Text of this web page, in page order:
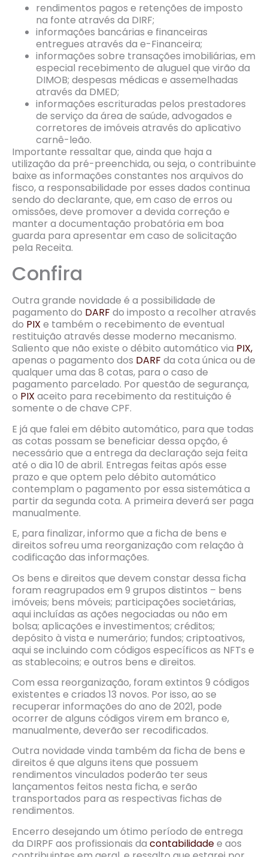
rendimentos pagos e retenções de imposto
na fonte através da DIRF;
informações bancárias e financeiras
entregues através da e-Financeira;
informações sobre transações imobiliárias, em
especial recebimento de aluguel que virão da
DIMOB; despesas médicas e assemelhadas
através da DMED;
informações escrituradas pelos prestadores
de serviço da área de saúde, advogados e
corretores de imóveis através do aplicativo
carnê-leão.
Importante ressaltar que, ainda que haja a
utilização da pré-preenchida, ou seja, o contribuinte
baixe as informações constantes nos arquivos do
fisco, a responsabilidade por esses dados continua
sendo do declarante, que, em caso de erros ou
omissões, deve promover a devida correção e
manter a documentação probatória em boa
guarda para apresentar em caso de solicitação
pela Receita.
Confira
Outra grande novidade é a possibilidade de
pagamento do DARF do imposto a recolher através
do PIX e também o recebimento de eventual
restituição através desse moderno mecanismo.
Saliento que não existe o débito automático via PIX,
apenas o pagamento dos DARF da cota única ou de
qualquer uma das 8 cotas, para o caso de
pagamento parcelado. Por questão de segurança,
o PIX aceito para recebimento da restituição é
somente o de chave CPF.
E já que falei em débito automático, para que todas
as cotas possam se beneficiar dessa opção, é
necessário que a entrega da declaração seja feita
até o dia 10 de abril. Entregas feitas após esse
prazo e que optem pelo débito automático
contemplam o pagamento por essa sistemática a
partir da segunda cota. A primeira deverá ser paga
manualmente.
E, para finalizar, informo que a ficha de bens e
direitos sofreu uma reorganização com relação à
codificação das informações.
Os bens e direitos que devem constar dessa ficha
foram reagrupados em 9 grupos distintos – bens
imóveis; bens móveis; participações societárias,
aqui incluídas as ações negociadas ou não em
bolsa; aplicações e investimentos; créditos;
depósito à vista e numerário; fundos; criptoativos,
aqui se incluindo com códigos específicos as NFTs e
as stablecoins; e outros bens e direitos.
Com essa reorganização, foram extintos 9 códigos
existentes e criados 13 novos. Por isso, ao se
recuperar informações do ano de 2021, pode
ocorrer de alguns códigos virem em branco e,
manualmente, deverão ser recodificados.
Outra novidade vinda também da ficha de bens e
direitos é que alguns itens que possuem
rendimentos vinculados poderão ter seus
lançamentos feitos nesta ficha, e serão
transportados para as respectivas fichas de
rendimentos.
Encerro desejando um ótimo período de entrega
da DIRPF aos profissionais da contabilidadee aos